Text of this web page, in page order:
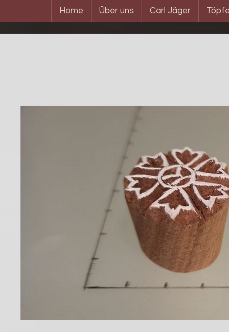
Home Über uns Carl Jäger